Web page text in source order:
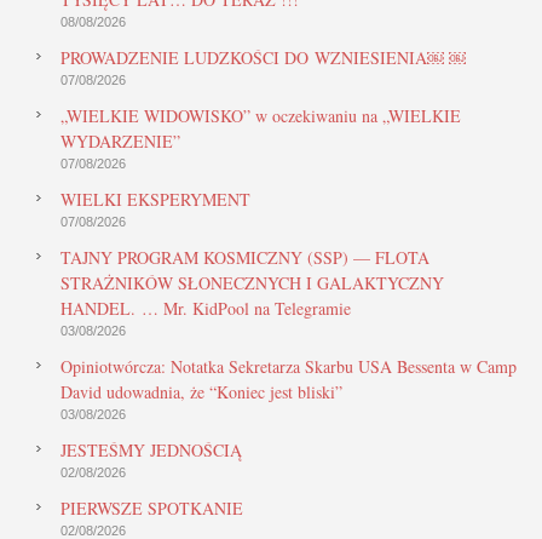
08/08/2026
PROWADZENIE LUDZKOŚCI DO WZNIESIENIA￼ ￼
07/08/2026
„WIELKIE WIDOWISKO” w oczekiwaniu na „WIELKIE
WYDARZENIE”
07/08/2026
WIELKI EKSPERYMENT
07/08/2026
TAJNY PROGRAM KOSMICZNY (SSP) — FLOTA
STRAŻNIKÓW SŁONECZNYCH I GALAKTYCZNY
HANDEL. … Mr. KidPool na Telegramie
03/08/2026
Opiniotwórcza: Notatka Sekretarza Skarbu USA Bessenta w Camp
David udowadnia, że “Koniec jest bliski”
03/08/2026
JESTEŚMY JEDNOŚCIĄ
02/08/2026
PIERWSZE SPOTKANIE
02/08/2026